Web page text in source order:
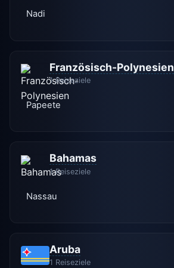
Nadi
Französisch-Polynesien
1 Reiseziele
Papeete
Bahamas
1 Reiseziele
Nassau
Aruba
1 Reiseziele